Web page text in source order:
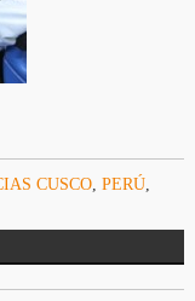
CUSCO, PERÚ,